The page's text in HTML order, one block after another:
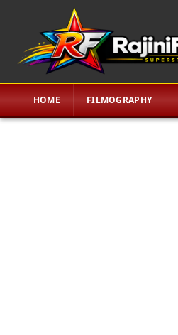
HOME FILMOGRAPHY